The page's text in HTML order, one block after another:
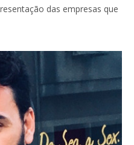
das empresas que